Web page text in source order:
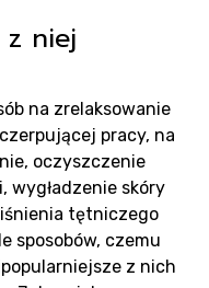
z niej
na zrelaksowanie
pracy, na
oczyszczenie
wygładzenie skóry
tętniczego
sposobów, czemu
z nich